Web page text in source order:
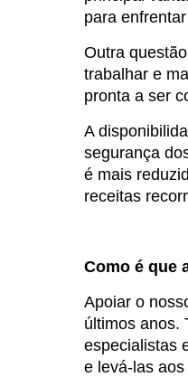
para
Outra
trabalhar e
pronta a ser
A
segurança
é mais
receitas
Como é que
Apoiar o
últimos anos.
especialistas
e levá-las